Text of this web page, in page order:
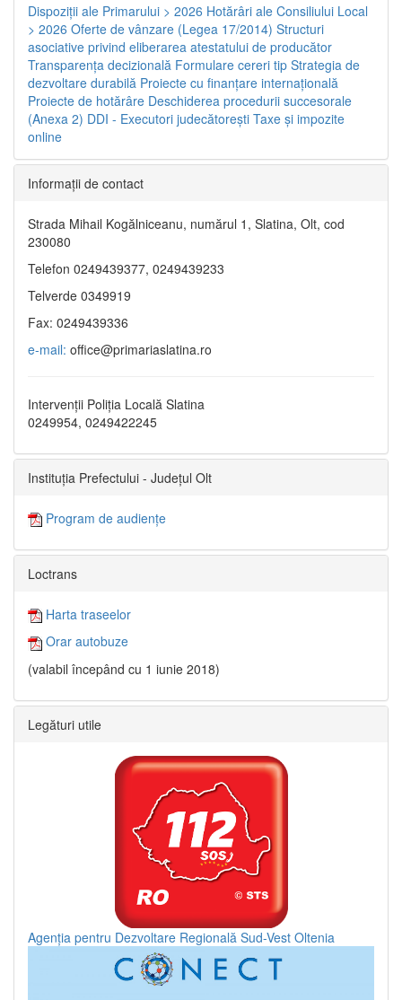
Dispoziţii ale Primarului > 2026 Hotărâri ale Consiliului Local
> 2026 Oferte de vânzare (Legea 17/2014) Structuri
asociative privind eliberarea atestatului de producător
Transparenţa decizională Formulare cereri tip Strategia de
dezvoltare durabilă Proiecte cu finanţare internaţională
Proiecte de hotărâre Deschiderea procedurii succesorale
(Anexa 2) DDI - Executori judecătorești Taxe şi impozite
online
Informaţii de contact
Strada Mihail Kogălniceanu, numărul 1, Slatina, Olt, cod
230080
Telefon 0249439377, 0249439233
Telverde 0349919
Fax: 0249439336
e-mail: office@primariaslatina.ro
Intervenții Poliția Locală Slatina
0249954, 0249422245
Instituția Prefectului - Județul Olt
Program de audiențe
Loctrans
Harta traseelor
Orar autobuze
(valabil începând cu 1 iunie 2018)
Legături utile
Agenția pentru Dezvoltare Regională Sud-Vest Oltenia